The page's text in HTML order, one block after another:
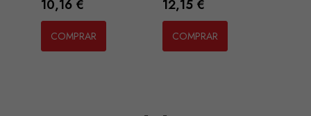
Preço
10,16 €
COMPRAR
Preço
12,15 €
COMPRAR